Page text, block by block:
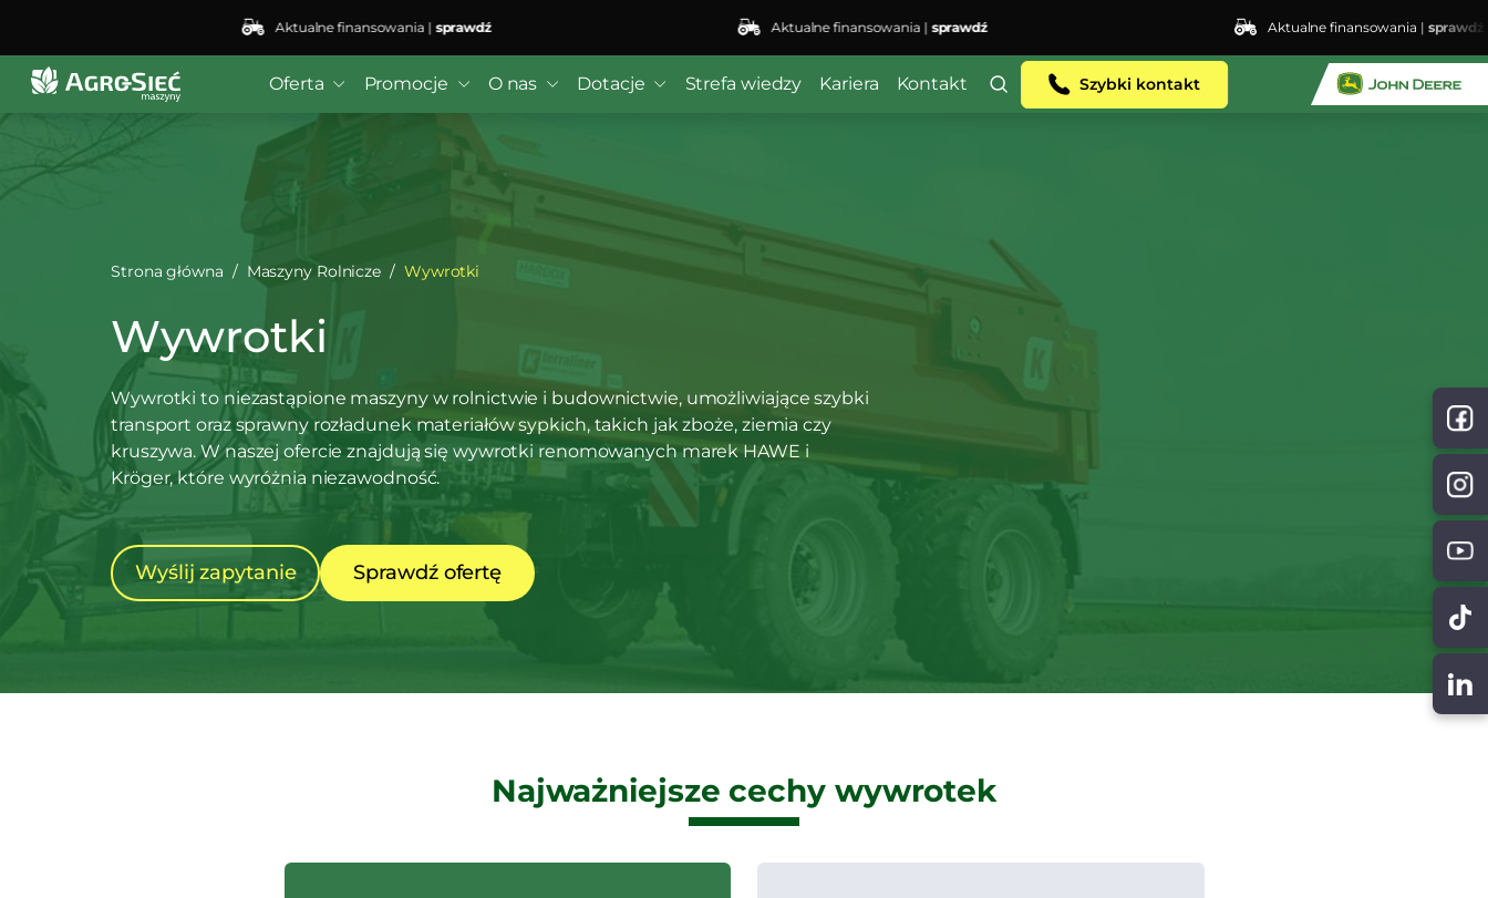
: preg_replace(): Passing null to parameter #3 ($subject) of type array|string is deprecated in/home/klient.dhosting.pl/lswis6155/agro-siec.pl-
bei4/public_html/wp-content/plugins/wordfence/vendor/wordfence/wf-waf/src/lib/rules.php
Aktualne finansowania |sprawdź Aktualne finansowania |sprawdź Aktualne finansowania |sprawdź
Oferta Promocje O nas Dotacje Strefa wiedzy Kariera Kontakt Szybki kontakt
Strona główna Maszyny Rolnicze Wywrotki
Wywrotki
Wywrotki to niezastąpione maszyny w rolnictwie i budownictwie, umożliwiające szybki
transport oraz sprawny rozładunek materiałów sypkich, takich jak zboże, ziemia czy
kruszywa. W naszej ofercie znajdują się wywrotki renomowanych marek HAWE i
Kröger, które wyróżnia niezawodność.
Wyślij zapytanie Sprawdź ofertę
Najważniejsze cechy wywrotek